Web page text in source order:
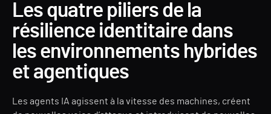
Les quatre piliers de la
résilience identitaire dans
les environnements hybrides
et agentiques
Les agents IA agissent à la vitesse des machines, créent